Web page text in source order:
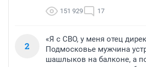
151 929 17
2
«Я с СВО, у меня отец
Подмосковье мужчина
шашлыков на балконе, а